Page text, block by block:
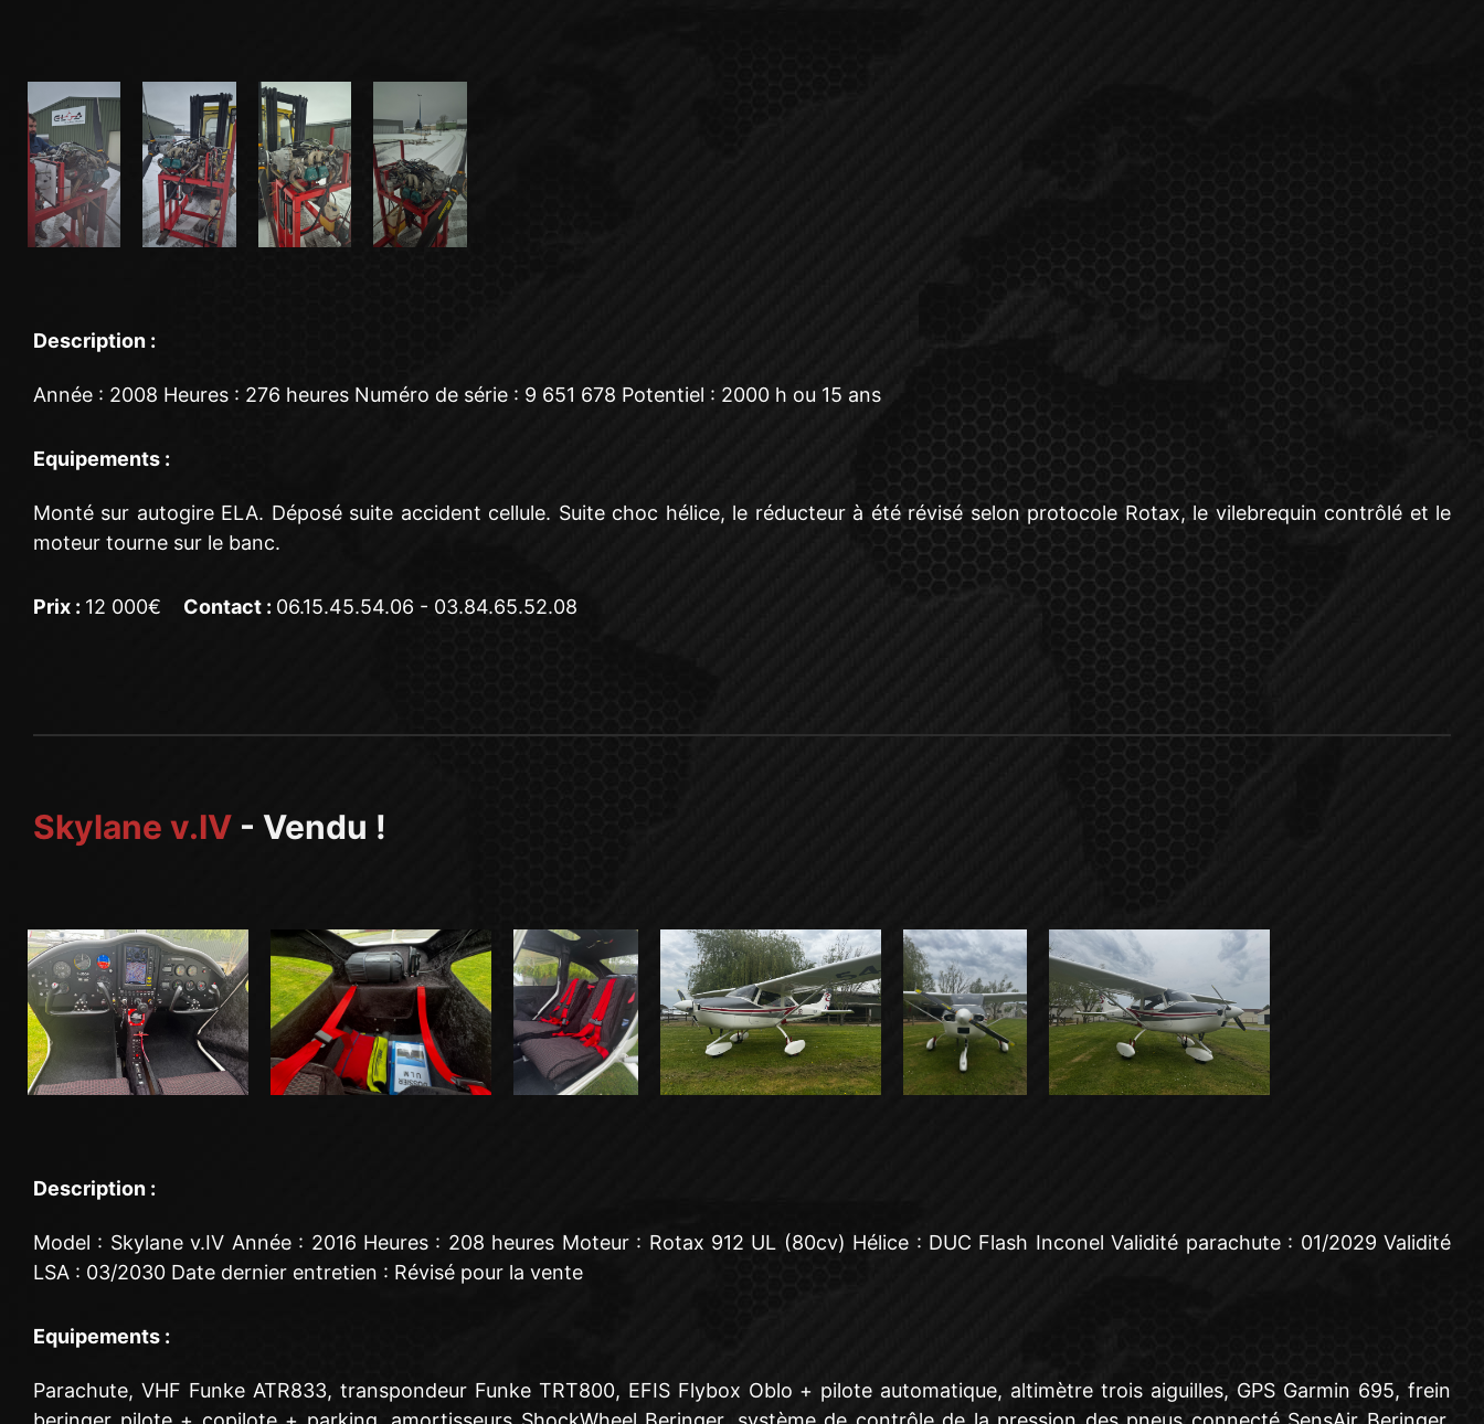
Description :
Année : 2008 Heures : 276 heures Numéro de série : 9 651 678 Potentiel : 2000 h ou 15 ans
Equipements :
Monté sur autogire ELA. Déposé suite accident cellule. Suite choc hélice, le réducteur à été révisé selon protocole Rotax, le vilebrequin contrôlé et le
moteur tourne sur le banc.
Prix : 12 000€ Contact : 06.15.45.54.06 - 03.84.65.52.08
Skylane v.IV - Vendu !
Description :
Model : Skylane v.IV Année : 2016 Heures : 208 heures Moteur : Rotax 912 UL (80cv) Hélice : DUC Flash Inconel Validité parachute : 01/2029 Validité
LSA : 03/2030 Date dernier entretien : Révisé pour la vente
Equipements :
Parachute, VHF Funke ATR833, transpondeur Funke TRT800, EFIS Flybox Oblo + pilote automatique, altimètre trois aiguilles, GPS Garmin 695, frein